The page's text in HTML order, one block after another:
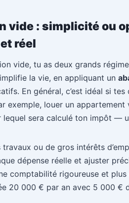
vide : simplicité ou
réel
vide, tu as deux grands
la vie, en appliquant un
En général, c’est idéal si
exemple, louer un
lequel sera calculé ton impôt —
travaux ou de gros intérêts
dépense réelle et ajuster
comptabilité rigoureuse et
20 000 € par an avec 5 000 €